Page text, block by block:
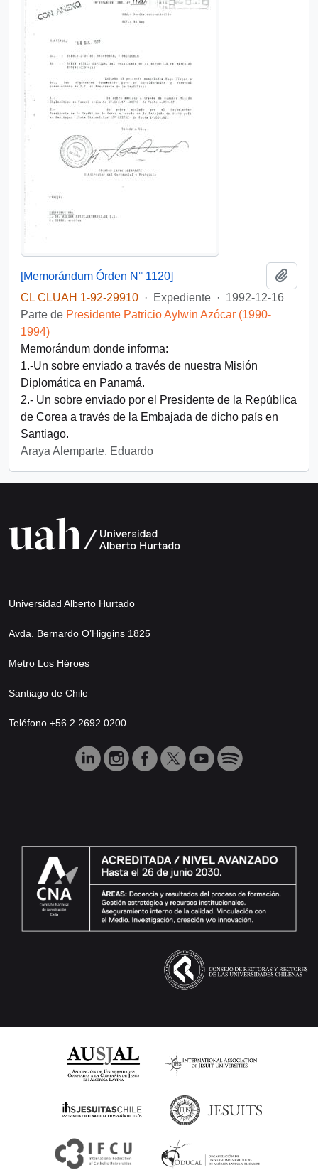
[Memorándum Órden N° 1120]
CL CLUAH 1-92-29910 · Expediente · 1992-12-16
Parte de Presidente Patricio Aylwin Azócar (1990-
1994)
Memorándum donde informa:
1.-Un sobre enviado a través de nuestra Misión
Diplomática en Panamá.
2.- Un sobre enviado por el Presidente de la República
de Corea a través de la Embajada de dicho país en
Santiago.
Araya Alemparte, Eduardo
Universidad Alberto Hurtado
Avda. Bernardo O’Higgins 1825
Metro Los Héroes
Santiago de Chile
Teléfono +56 2 2692 0200